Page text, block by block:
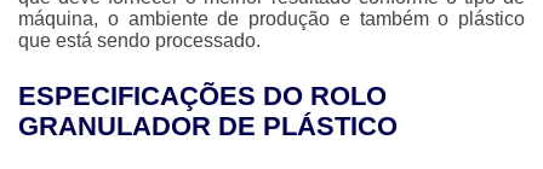
máquina, o ambiente de produção e também o plástico
que está sendo processado.
ESPECIFICAÇÕES DO ROLO
GRANULADOR DE PLÁSTICO